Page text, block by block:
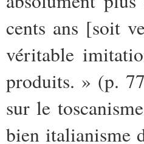
cents ans [soit
véritable
produits. » (p.
sur le
bien italianisme